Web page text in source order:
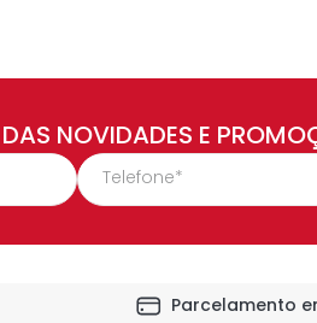
NOVIDADES E
Parcelamento